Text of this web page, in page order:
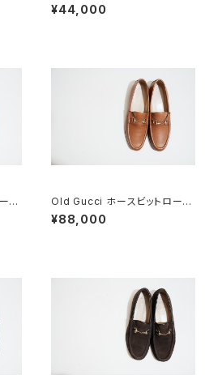
ァー 6.5B スエードBK
¥44,000
フ
Old Gucci ホースビットローフ
ァー 38.5C tan ほぼDeadsto
ck
¥88,000